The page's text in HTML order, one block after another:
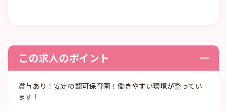
この求人のポイント
賞与あり！安定の認可保育園！働きやすい環境が整ってい
ます！